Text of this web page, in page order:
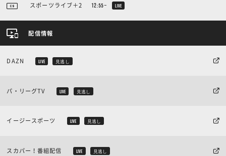
スポーツライブ＋2 12:55~ LIVE
配信情報
DAZN LIVE 見逃し
パ・リーグTV LIVE 見逃し
イージースポーツ LIVE 見逃し
スカパー！番組配信 LIVE 見逃し